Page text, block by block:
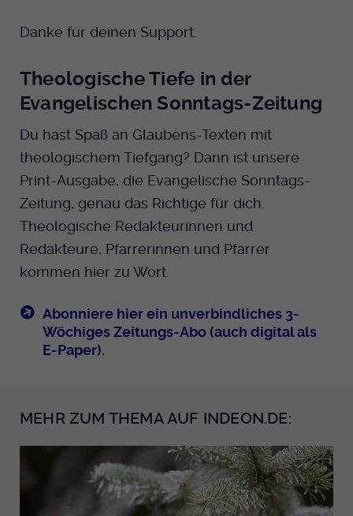
Danke für deinen Support.
Theologische Tiefe in der
Evangelischen Sonntags-Zeitung
Du hast Spaß an Glaubens-Texten mit
theologischem Tiefgang? Dann ist unsere
Print-Ausgabe, die Evangelische Sonntags-
Zeitung, genau das Richtige für dich.
Theologische Redakteurinnen und
Redakteure, Pfarrerinnen und Pfarrer
kommen hier zu Wort.
Abonniere hier ein unverbindliches 3-
Wöchiges Zeitungs-Abo (auch digital als
E-Paper).
MEHR ZUM THEMA AUF INDEON.DE: